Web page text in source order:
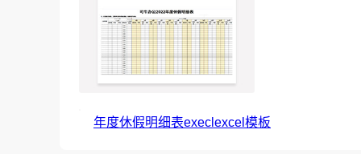
年度休假明细表execlexcel模板